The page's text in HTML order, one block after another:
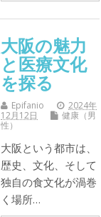
大阪の魅力
と医療文化
を探る
Epifanio
2024年
12月12日
健康（男
性）
大阪という都市は、
歴史、文化、そして
独自の食文化が渦巻
く場所…